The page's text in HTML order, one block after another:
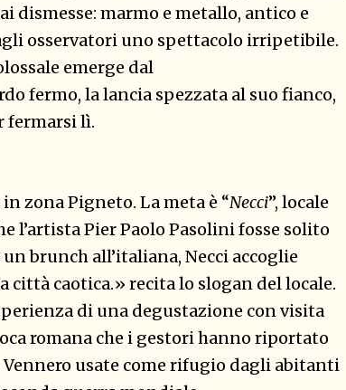
dismesse: marmo e metallo, antico e
osservatori uno spettacolo irripetibile.
emerge dal
fermo, la lancia spezzata al suo fianco,
fermarsi lì.
zona Pigneto. La meta è “Necci”, locale
l’artista Pier Paolo Pasolini fosse solito
brunch all’italiana, Necci accoglie
città caotica.» recita lo slogan del locale.
di una degustazione con visita
romana che i gestori hanno riportato
usate come rifugio dagli abitanti